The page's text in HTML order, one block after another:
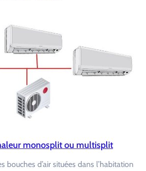
monosplit ou multisplit
bouches d’air situées dans l’habitation